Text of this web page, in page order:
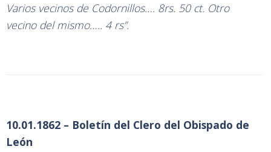
Varios vecinos de Codornillos…. 8rs. 50 ct. Otro
vecino del mismo….. 4 rs”.
10.01.1862 – Boletín del Clero del Obispado de
León